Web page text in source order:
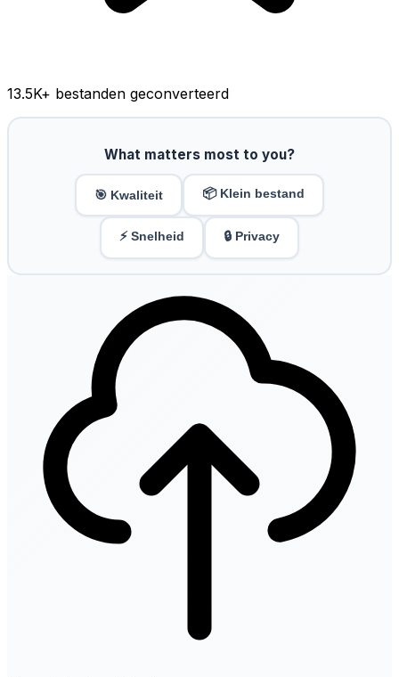
13.5K+ bestanden geconverteerd
What matters most to you?
🎯 Kwaliteit 📦 Klein bestand
⚡ Snelheid 🔒 Privacy